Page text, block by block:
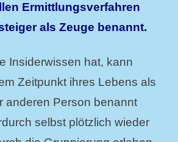
Ermittlungsverfahren
als Zeuge benannt.
Insiderwissen hat, kann
Zeitpunkt ihres Lebens als
anderen Person benannt
selbst plötzlich wieder